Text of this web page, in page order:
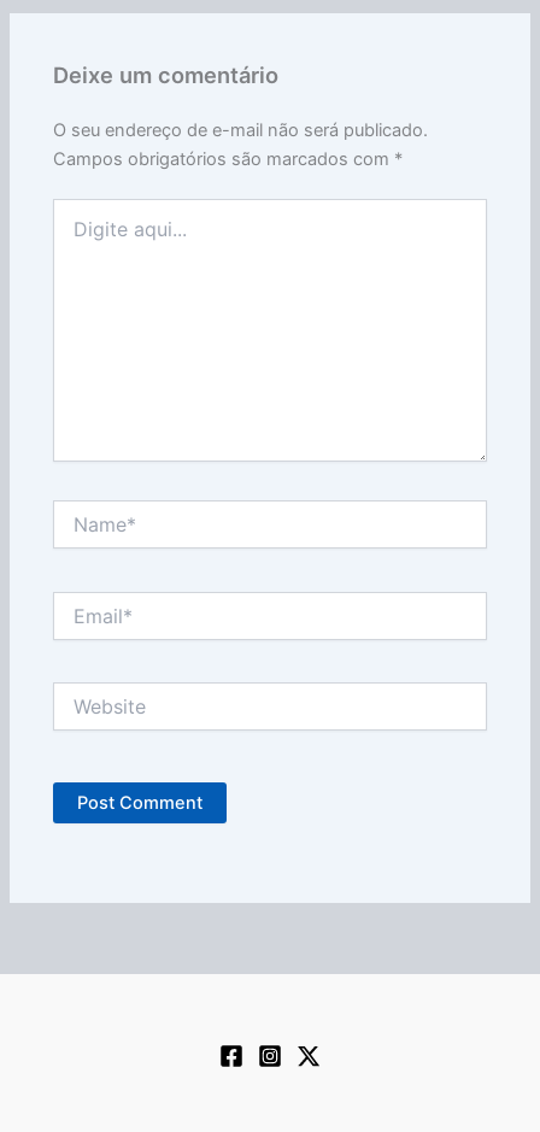
Deixe um comentário
O seu endereço de e-mail não será publicado.
Campos obrigatórios são marcados com *
aqui...